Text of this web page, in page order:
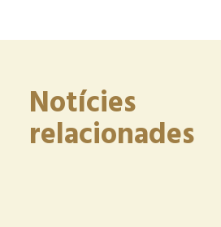
Notícies
relacionades